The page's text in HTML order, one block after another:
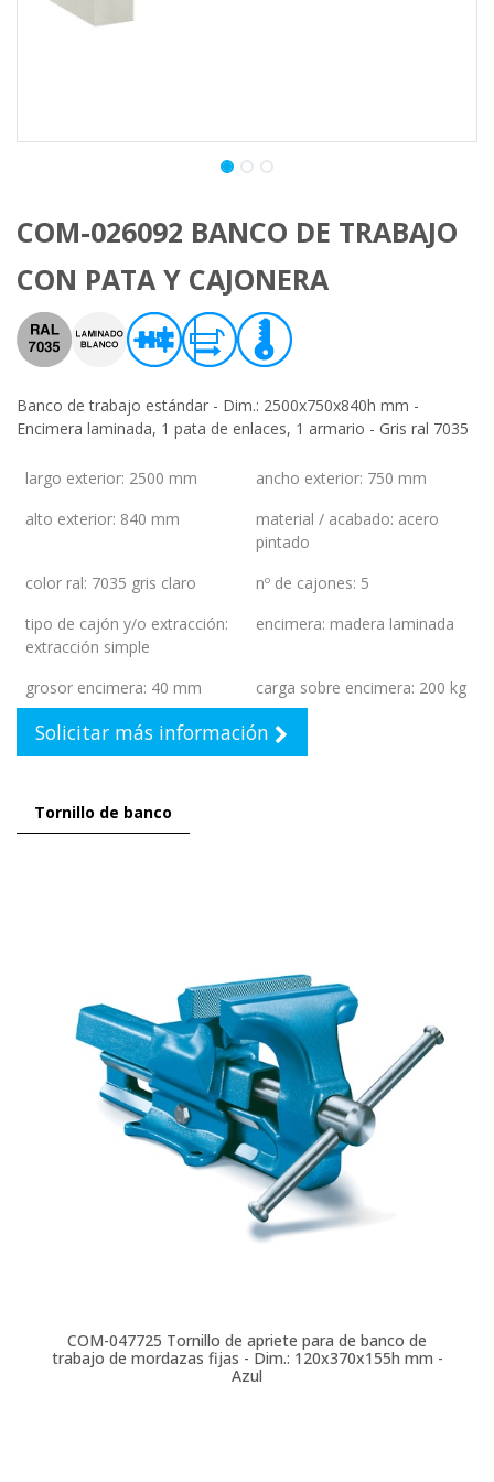
COM-026092 BANCO DE TRABAJO
CON PATA Y CAJONERA
Banco de trabajo estándar - Dim.: 2500x750x840h mm -
Encimera laminada, 1 pata de enlaces, 1 armario - Gris ral 7035
largo exterior: 2500 mm ancho exterior: 750 mm
alto exterior: 840 mm material / acabado: acero
pintado
color ral: 7035 gris claro nº de cajones: 5
tipo de cajón y/o extracción:
extracción simple
encimera: madera laminada
grosor encimera: 40 mm carga sobre encimera: 200 kg
Solicitar más información
Tornillo de banco
COM-047725 Tornillo de apriete para de banco de
trabajo de mordazas fijas - Dim.: 120x370x155h mm -
Azul